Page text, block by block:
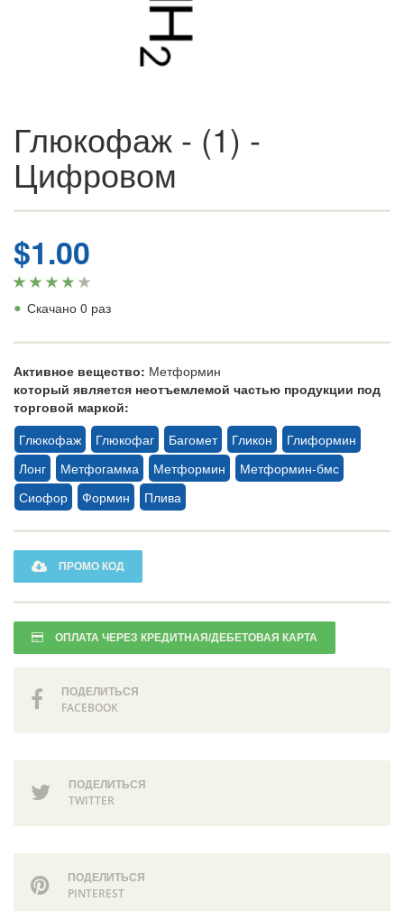
Глюкофаж - (1) -
Цифровом
$1.00
• Скачано 0 раз
Активное вещество: Метформин
который является неотъемлемой частью продукции под
торговой маркой:
Глюкофаж
Глюкофаг Багомет Гликон
Глиформин
Лонг
Метфогамма Метформин
Метформин-бмс
Сиофор
Формин Плива
ПРОМО КОД
ОПЛАТА ЧЕРЕЗ КРЕДИТНАЯ/ДЕБЕТОВАЯ КАРТА
ПОДЕЛИТЬСЯ
FACEBOOK
ПОДЕЛИТЬСЯ
TWITTER
ПОДЕЛИТЬСЯ
PINTEREST